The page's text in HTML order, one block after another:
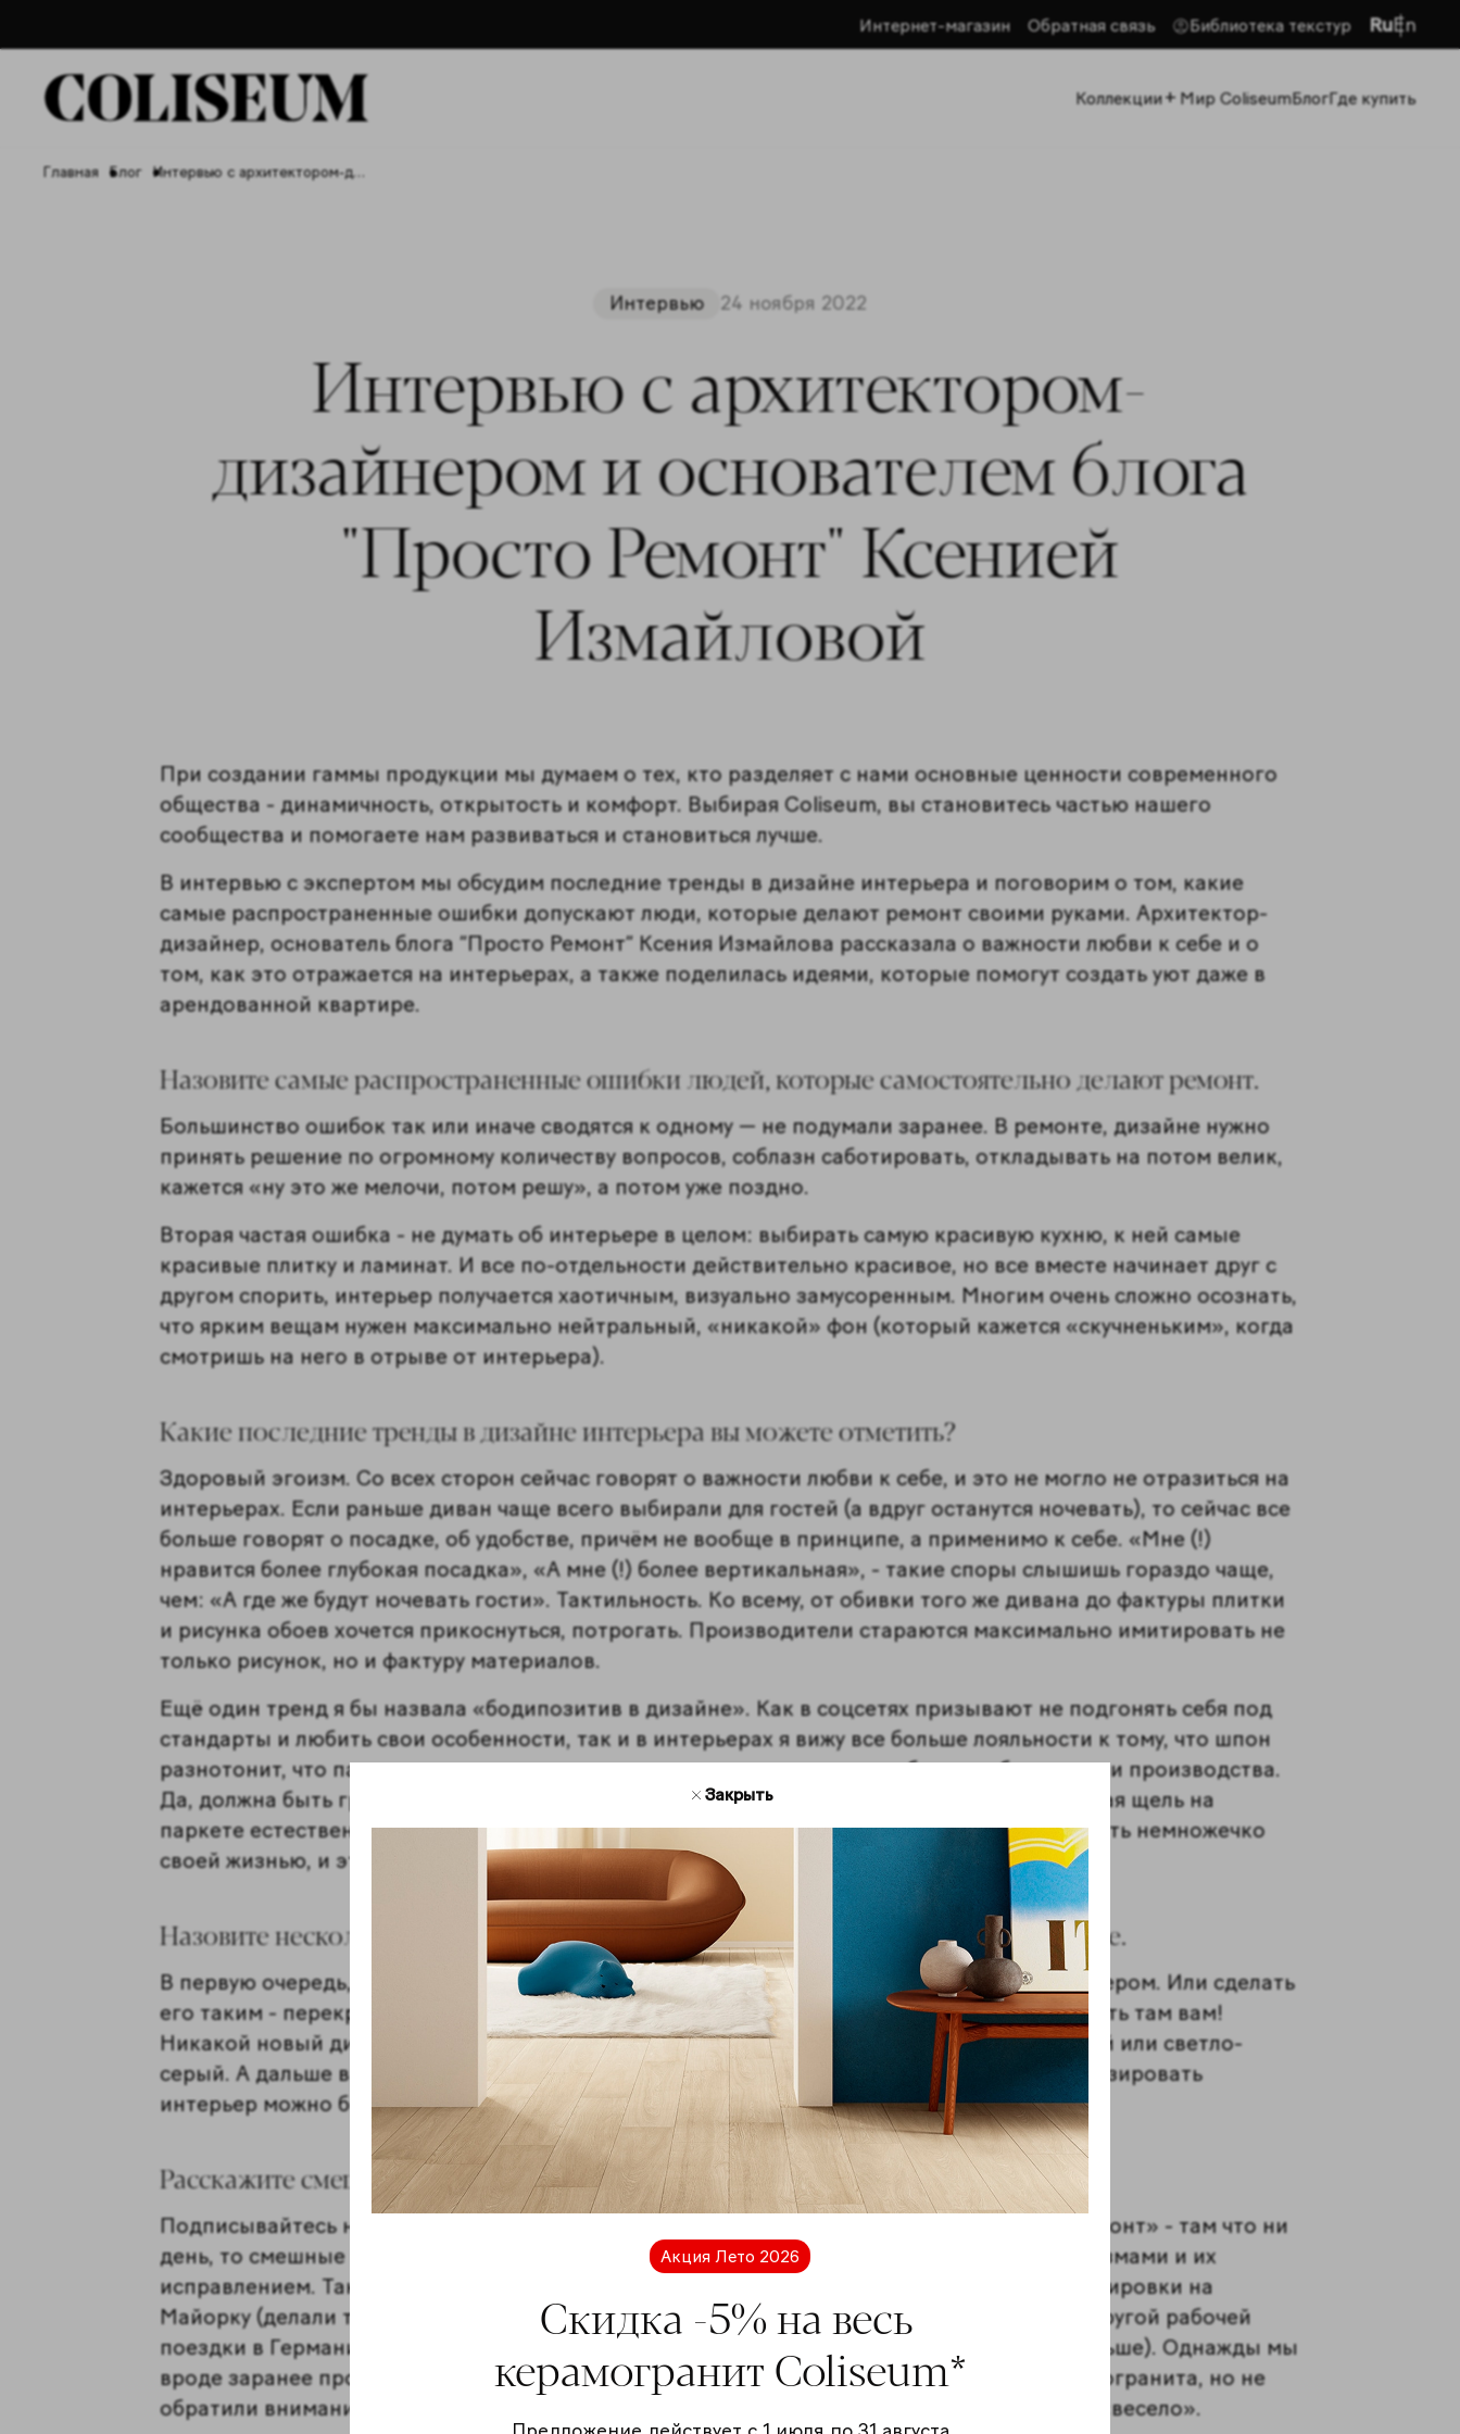
Интернет-магазин Обратная связь Библиотека текстур RuEn
Коллекции+ Мир ColiseumБлогГде купить
Главная Блог Интервью с архитектором-дизайнером и основателем блога "Просто Ремонт" Ксенией Измайловой
Интервью 24 ноября 2022
Интервью с архитектором-
дизайнером и основателем блога
"Просто Ремонт" Ксенией
Измайловой
При создании гаммы продукции мы думаем о тех, кто разделяет с нами основные ценности современного
общества - динамичность, открытость и комфорт. Выбирая Coliseum, вы становитесь частью нашего
сообщества и помогаете нам развиваться и становиться лучше.
В интервью с экспертом мы обсудим последние тренды в дизайне интерьера и поговорим о том, какие
самые распространенные ошибки допускают люди, которые делают ремонт своими руками. Архитектор-
дизайнер, основатель блога “Просто Ремонт” Ксения Измайлова рассказала о важности любви к себе и о
том, как это отражается на интерьерах, а также поделилась идеями, которые помогут создать уют даже в
арендованной квартире.
Назовите самые распространенные ошибки людей, которые самостоятельно делают ремонт.
Большинство ошибок так или иначе сводятся к одному — не подумали заранее. В ремонте, дизайне нужно
принять решение по огромному количеству вопросов, соблазн саботировать, откладывать на потом велик,
кажется «ну это же мелочи, потом решу», а потом уже поздно.
Вторая частая ошибка - не думать об интерьере в целом: выбирать самую красивую кухню, к ней самые
красивые плитку и ламинат. И все по-отдельности действительно красивое, но все вместе начинает друг с
другом спорить, интерьер получается хаотичным, визуально замусоренным. Многим очень сложно осознать,
что ярким вещам нужен максимально нейтральный, «никакой» фон (который кажется «скучненьким», когда
смотришь на него в отрыве от интерьера).
Какие последние тренды в дизайне интерьера вы можете отметить?
Здоровый эгоизм. Со всех сторон сейчас говорят о важности любви к себе, и это не могло не отразиться на
интерьерах. Если раньше диван чаще всего выбирали для гостей (а вдруг останутся ночевать), то сейчас все
больше говорят о посадке, об удобстве, причём не вообще в принципе, а применимо к себе. «Мне (!)
нравится более глубокая посадка», «А мне (!) более вертикальная», - такие споры слышишь гораздо чаще,
чем: «А где же будут ночевать гости». Тактильность. Ко всему, от обивки того же дивана до фактуры плитки
и рисунка обоев хочется прикоснуться, потрогать. Производители стараются максимально имитировать не
только рисунок, но и фактуру материалов.
Ещё один тренд я бы назвала «бодипозитив в дизайне». Как в соцсетях призывают не подгонять себя под
стандарты и любить свои особенности, так и в интерьерах я вижу все больше лояльности к тому, что шпон
разнотонит, что паркет может щелиться, что чуть неровные края могут быть особенностями производства.
Да, должна быть грань между плохим качеством и естественными особенностями, не всякая щель на
паркете естественна. Но все же покупая двери из сосны нужно понимать, что они будут жить немножечко
своей жизнью, и это нормально.
Назовите несколько идей, которые помогут создать уют в арендованной квартире.
В первую очередь, нужно или найти квартиру с максимально никаким, «фоновым» интерьером. Или сделать
его таким - перекрасить стены, переклеить обои. Да, «не своё», но это не так дорого и жить там вам!
Никакой новый диван или шкаф не обновит интерьер так, как простая перекраска в белый или светло-
серый. А дальше в ход идёт текстиль и декор. С помощью них «переодевать» и персонализировать
интерьер можно бесконечно!
Расскажите смешную историю из вашей карьеры дизайнера.
Подписывайтесь на нас в Дзене, Телеграме, Ютубе и соцсетях, ищите нас как «Просто Ремонт» - там что ни
день, то смешные истории. Как правило смешные истории связаны с ошибками и катаклизмами и их
исправлением. Так что смех нервный. Как-то мы с коллегой не могли вернуться из командировки на
Майорку (делали там объект), потому что небо над Европой закрыли из-за вулкана. А из другой рабочей
поездки в Германию мы везли полный комплект смесителей (в России было дороже и дольше). Однажды мы
вроде заранее промерили лестничную клетку перед доставкой большеформатного керамогранита, но не
обратили внимание, что первый лестничный марш был нестандартный - тоже было было «весело».
Закрыть
Акция Лето 2026
Скидка -5% на весь
керамогранит Coliseum*